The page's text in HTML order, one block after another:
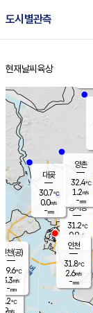
도시별관측
홈
현재날씨 육상
의도
℃
m/s
경서동
31.2℃
0.9m/s
-mm
대곶
30.7℃
0.0m/s
-mm
양촌
32.4℃
1.2m/s
-mm
인천(공)
29.6℃
3.3m/s
-mm
인천
31.8℃
2.6m/s
-mm